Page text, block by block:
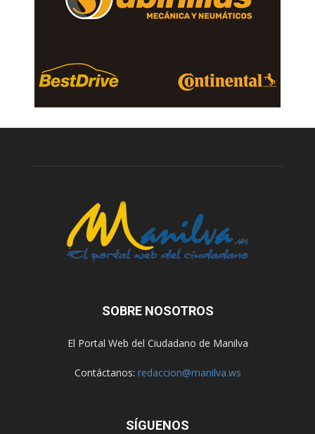
SOBRE NOSOTROS
El Portal Web del Ciudadano de Manilva
Contáctanos: redaccion@manilva.ws
SÍGUENOS